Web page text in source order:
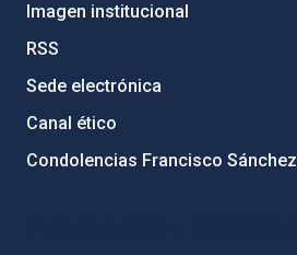
Imagen institucional
RSS
Sede electrónica
Canal ético
Condolencias Francisco Sánchez